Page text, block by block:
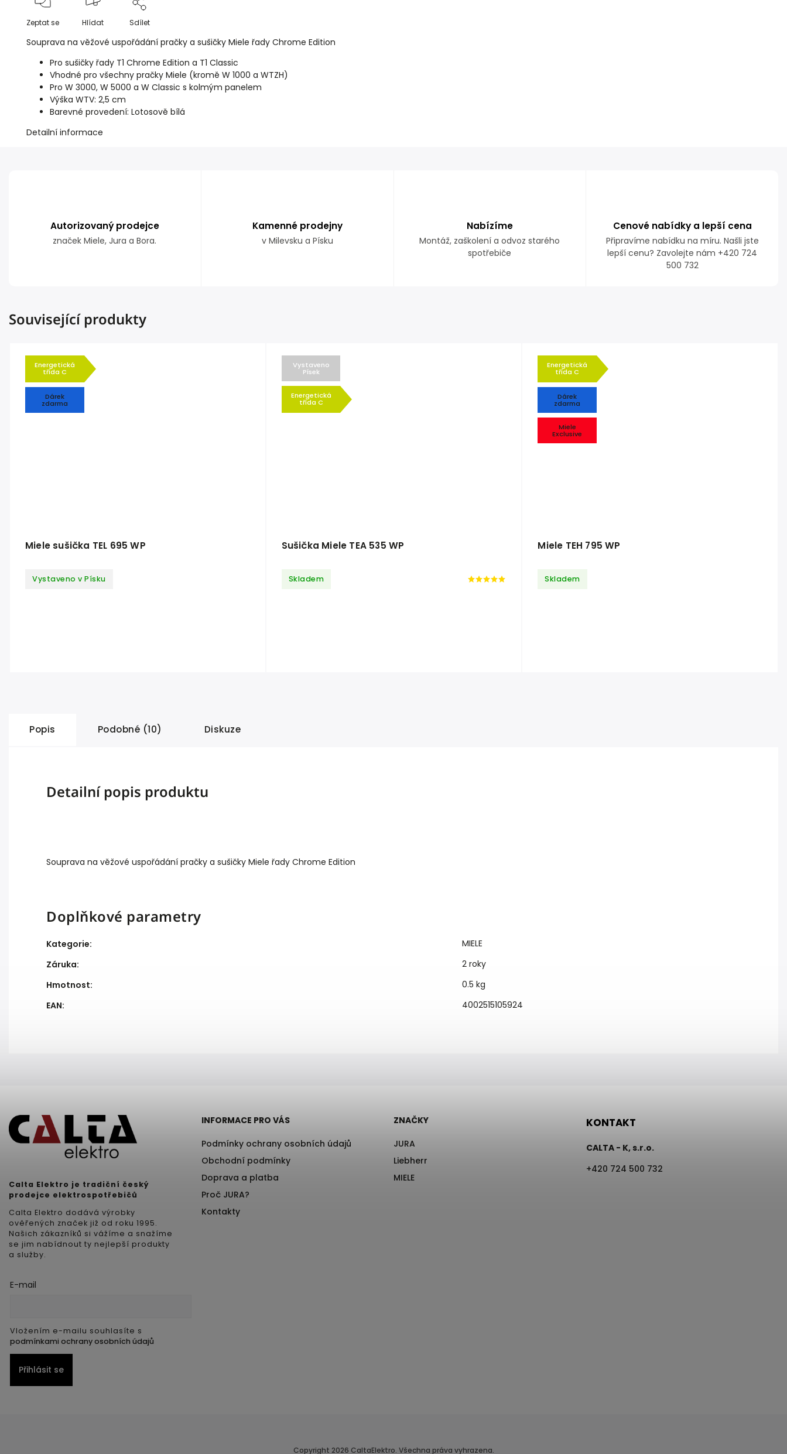
Zeptat se Hlídat Sdílet
Souprava na věžové uspořádání pračky a sušičky Miele řady Chrome Edition
Pro sušičky řady T1 Chrome Edition a T1 Classic
Vhodné pro všechny pračky Miele (kromě W 1000 a WTZH)
Pro W 3000, W 5000 a W Classic s kolmým panelem
Výška WTV: 2,5 cm
Barevné provedení: Lotosově bílá
Detailní informace
Autorizovaný prodejce
značek Miele, Jura a Bora.
Kamenné prodejny
v Milevsku a Písku
Nabízíme
Montáž, zaškolení a odvoz starého
spotřebiče
Cenové nabídky a lepší cena
Připravíme nabídku na míru. Našli jste
lepší cenu? Zavolejte nám +420 724
500 732
Související produkty
Energetická
třída C
Dárek
zdarma
Miele sušička TEL 695 WP
Vystaveno v Písku
Vystaveno
Písek
Energetická
třída C
Sušička Miele TEA 535 WP
Skladem
Energetická
třída C
Dárek
zdarma
Miele
Exclusive
Miele TEH 795 WP
Skladem
Popis Podobné (10) Diskuze
Detailní popis produktu
Souprava na věžové uspořádání pračky a sušičky Miele řady Chrome Edition
Doplňkové parametry
Kategorie:
MIELE
Záruka:
2 roky
Hmotnost:
0.5 kg
EAN: 4002515105924
Calta Elektro je tradiční český
prodejce elektrospotřebičů
Calta Elektro dodává výrobky
ověřených značek již od roku 1995.
Našich zákazníků si vážíme a snažíme
se jim nabídnout ty nejlepší produkty
a služby.
INFORMACE PRO VÁS
Podmínky ochrany osobních údajů
Obchodní podmínky
Doprava a platba
Proč JURA?
Kontakty
ZNAČKY
JURA
Liebherr
MIELE
KONTAKT
CALTA - K, s.r.o.
+420 724 500 732
E-mail
Vložením e-mailu souhlasíte s
podmínkami ochrany osobních údajů
Přihlásit se
Copyright 2026 CaltaElektro. Všechna práva vyhrazena.